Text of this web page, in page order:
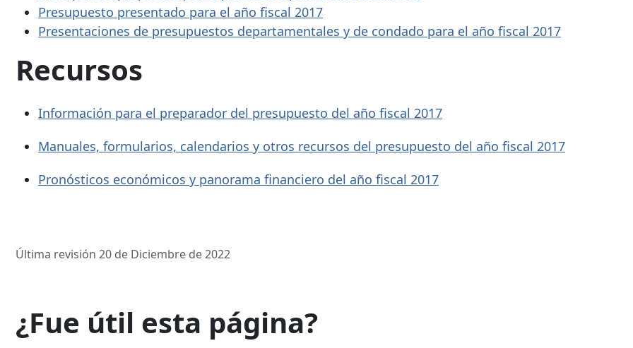
Presupuesto presentado para el año fiscal 2017
Presentaciones de presupuestos departamentales y de condado para el año fiscal 2017
Recursos
Información para el preparador del presupuesto del año fiscal 2017
Manuales, formularios, calendarios y otros recursos del presupuesto del año fiscal 2017
Pronósticos económicos y panorama financiero del año fiscal 2017
Última revisión 20 de Diciembre de 2022
¿Fue útil esta página?